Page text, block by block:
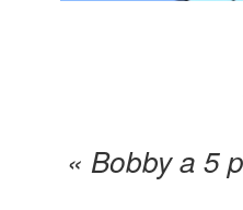
« Bobby a 5